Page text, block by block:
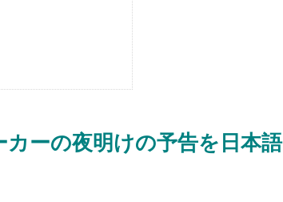
ーの夜明けの予告を日本語